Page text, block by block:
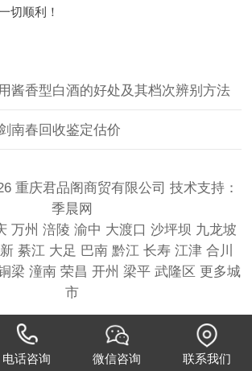
切顺利！
酱香型白酒的好处及其档次辨别方法
南春回收鉴定估价
重庆君品阁商贸有限公司 技术支持：
季晨网
万州 涪陵 渝中 大渡口 沙坪坝 九龙坡
綦江 大足 巴南 黔江 长寿 江津 合川
梁 潼南 荣昌 开州 梁平 武隆区 更多城
市
电话咨询 微信咨询 联系我们